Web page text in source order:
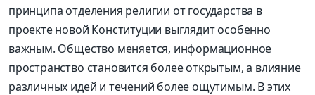
принципа отделения религии от государства в
проекте новой Конституции выглядит особенно
важным. Общество меняется, информационное
пространство становится более открытым, а влияние
различных идей и течений более ощутимым. В этих